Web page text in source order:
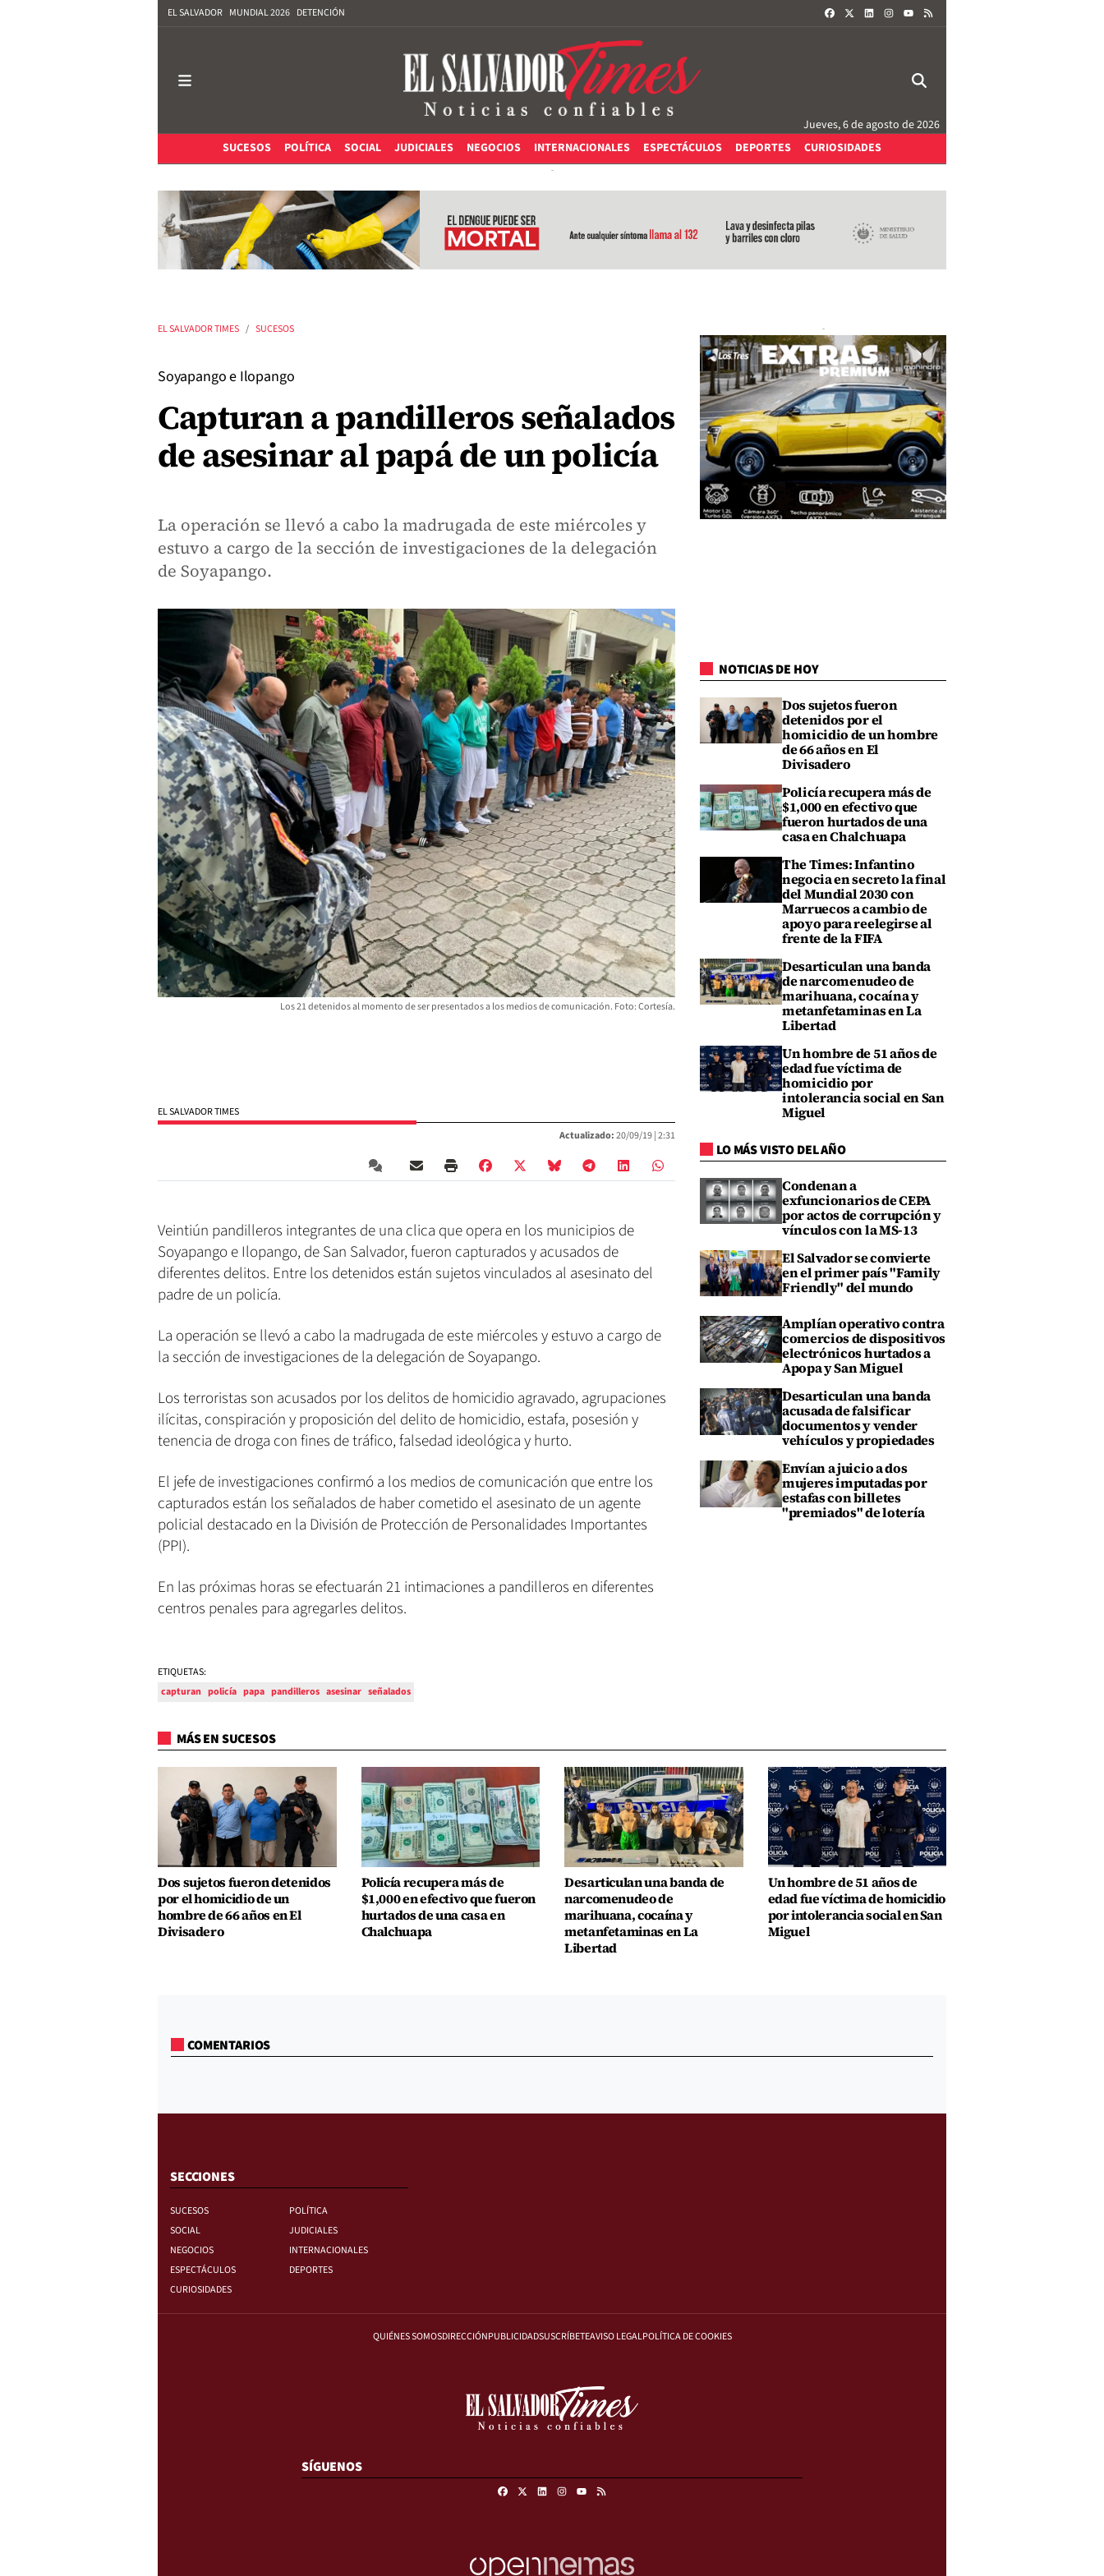
EL SALVADOR MUNDIAL 2026 DETENCIÓN FACEBOOKLINKEDININSTAGRAM
Jueves, 6 de agosto de 2026
SUCESOS
POLÍTICA SOCIAL JUDICIALES NEGOCIOS INTERNACIONALES ESPECTÁCULOS DEPORTES CURIOSIDADES
EL SALVADOR TIMES SUCESOS
Soyapango e Ilopango
Capturan a pandilleros señalados
de asesinar al papá de un policía
La operación se llevó a cabo la madrugada de este miércoles y
estuvo a cargo de la sección de investigaciones de la delegación
de Soyapango.
Los 21 detenidos al momento de ser presentados a los medios de comunicación. Foto: Cortesía.
EL SALVADOR TIMES
Actualizado:20/09/19 |2:31
Veintiún pandilleros integrantes de una clica que opera en los municipios de
Soyapango e Ilopango, de San Salvador, fueron capturados y acusados de
diferentes delitos. Entre los detenidos están sujetos vinculados al asesinato del
padre de un policía.
La operación se llevó a cabo la madrugada de este miércoles y estuvo a cargo de
la sección de investigaciones de la delegación de Soyapango.
Los terroristas son acusados por los delitos de homicidio agravado, agrupaciones
ilícitas, conspiración y proposición del delito de homicidio, estafa, posesión y
tenencia de droga con fines de tráfico, falsedad ideológica y hurto.
El jefe de investigaciones confirmó a los medios de comunicación que entre los
capturados están los señalados de haber cometido el asesinato de un agente
policial destacado en la División de Protección de Personalidades Importantes
(PPI).
En las próximas horas se efectuarán 21 intimaciones a pandilleros en diferentes
centros penales para agregarles delitos.
ETIQUETAS:
capturan policía papa pandilleros asesinar señalados
NOTICIAS DE HOY
Dos sujetos fueron
detenidos por el
homicidio de un hombre
de 66 años en El
Divisadero
Policía recupera más de
$1,000 en efectivo que
fueron hurtados de una
casa en Chalchuapa
The Times: Infantino
negocia en secreto la final
del Mundial 2030 con
Marruecos a cambio de
apoyo para reelegirse al
frente de la FIFA
Desarticulan una banda
de narcomenudeo de
marihuana, cocaína y
metanfetaminas en La
Libertad
Un hombre de 51 años de
edad fue víctima de
homicidio por
intolerancia social en San
Miguel
LO MÁS VISTO DEL AÑO
Condenan a
exfuncionarios de CEPA
por actos de corrupción y
vínculos con la MS-13
El Salvador se convierte
en el primer país "Family
Friendly" del mundo
Amplían operativo contra
comercios de dispositivos
electrónicos hurtados a
Apopa y San Miguel
Desarticulan una banda
acusada de falsificar
documentos y vender
vehículos y propiedades
Envían a juicio a dos
mujeres imputadas por
estafas con billetes
"premiados" de lotería
MÁS EN SUCESOS
Dos sujetos fueron detenidos
por el homicidio de un
hombre de 66 años en El
Divisadero
Policía recupera más de
$1,000 en efectivo que fueron
hurtados de una casa en
Chalchuapa
Desarticulan una banda de
narcomenudeo de
marihuana, cocaína y
metanfetaminas en La
Libertad
Un hombre de 51 años de
edad fue víctima de homicidio
por intolerancia social en San
Miguel
COMENTARIOS
SECCIONES
SUCESOS
POLÍTICA
SOCIAL
JUDICIALES
NEGOCIOS
INTERNACIONALES
ESPECTÁCULOS
DEPORTES
CURIOSIDADES
QUIÉNES SOMOSDIRECCIÓNPUBLICIDADSUSCRÍBETEAVISO LEGALPOLÍTICA DE COOKIES
SÍGUENOS
FacebookLinkedinInstagram